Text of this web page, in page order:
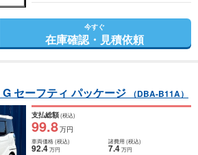
今すぐ
在庫確認・見積依頼
セーフティ パッケージ （DBA-B11A）
支払総額(税込)
99.8万円
車両価格(税込)
92.4万円
諸費用 (税込)
7.4 万円